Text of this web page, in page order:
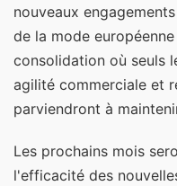
nouveaux
de la mode
consolidation où seuls
agilité commerciale et
parviendront à
Les prochains mois
l'efficacité des